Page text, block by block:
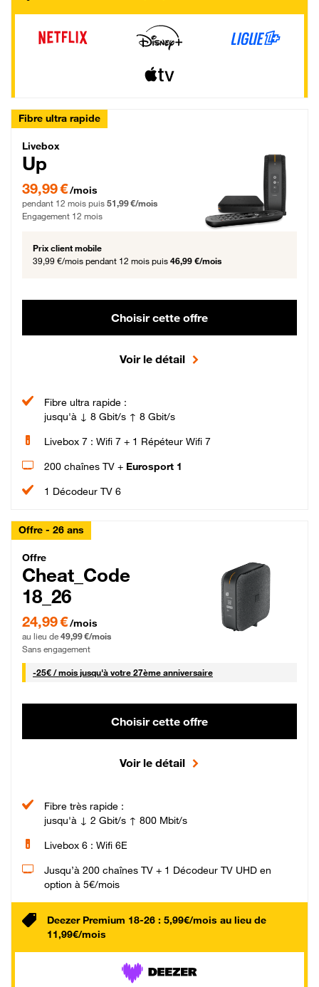
Fibre ultra rapide
Livebox Up Fibre
Livebox
Up
39,99 € par mois pendant 12 mois puis 51,99 € par mois, Engagement 12 mois
39,99 €/mois
pendant 12 mois puis 51,99 €/mois
Engagement 12 mois
Prix client mobile
39,99 €/mois pendant 12 mois puis 46,99 €/mois
Choisir cette offre
Voir le détail
Fibre ultra rapide :
jusqu'à ↓ 8 Gbit/s ↑ 8 Gbit/s
Livebox 7 : Wifi 7 + 1 Répéteur Wifi 7
200 chaînes TV + Eurosport 1
1 Décodeur TV 6
Offre - 26 ans
Cheat_Code Fibre_18_26
Offre
Cheat_Code
18_26
24,99 € par mois pendant 0 mois puis 49,99 € par mois, Sans engagement
24,99 €/mois
au lieu de 49,99 €/mois
Sans engagement
-25€ / mois25 € par mois
jusqu'à votre 27ème anniversaire
Choisir cette offre
Voir le détail
Fibre très rapide :
jusqu'à ↓ 2 Gbit/s ↑ 800 Mbit/s
Livebox 6 : Wifi 6E
Jusqu’à 200 chaînes TV + 1 Décodeur TV UHD en
option à 5€/mois
Deezer Premium 18-26 : 5,99€/mois au lieu de
11,99€/mois